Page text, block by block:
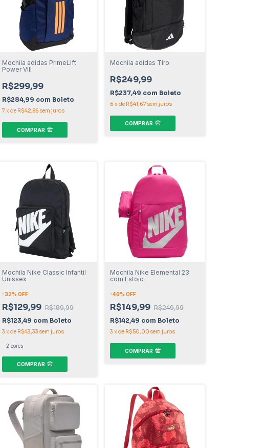
Mochila adidas PrimeLift
Power VIII
R$299,99
R$284,99 com Boleto
7 x de R$42,86 sem juros
COMPRAR
Mochila adidas Tiro
R$249,99
R$237,49 com Boleto
6 x de R$41,67 sem juros
COMPRAR
Mochila Nike Classic Infantil
Unissex
-32% OFF
R$129,99 R$189,99
R$123,49 com Boleto
3 x de R$43,33 sem juros
2 cores
COMPRAR
Mochila Nike Elemental 23
com Estojo
-40% OFF
R$149,99 R$249,99
R$142,49 com Boleto
3 x de R$50,00 sem juros
COMPRAR